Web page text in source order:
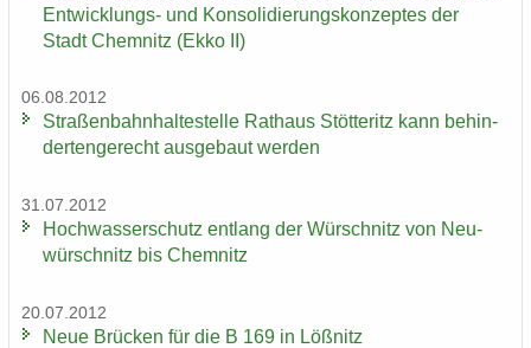
Entwicklungs-​ und Kon­so­li­die­rungs­kon­zep­tes der
Stadt Chem­nitz (Ekko II)
06.08.2012
Stra­ßen­bahn­hal­te­stel­le Rat­haus Stöt­teritz kann be­hin­
der­ten­ge­recht aus­ge­baut wer­den
31.07.2012
Hoch­was­ser­schutz ent­lang der Wür­schnitz von Neu­
wür­schnitz bis Chem­nitz
20.07.2012
Neue Brü­cken für die B 169 in Löß­nitz